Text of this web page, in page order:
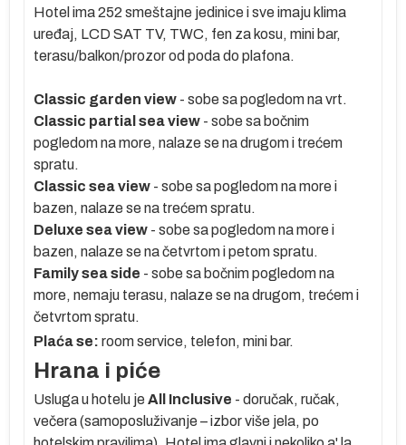
Hotel ima 252 smeštajne jedinice i sve imaju klima
uređaj, LCD SAT TV, TWC, fen za kosu, mini bar,
terasu/balkon/prozor od poda do plafona.
Classic garden view - sobe sa pogledom na vrt.
Classic partial sea view - sobe sa bočnim
pogledom na more, nalaze se na drugom i trećem
spratu.
Classic sea view - sobe sa pogledom na more i
bazen, nalaze se na trećem spratu.
Deluxe sea view - sobe sa pogledom na more i
bazen, nalaze se na četvrtom i petom spratu.
Family sea side - sobe sa bočnim pogledom na
more, nemaju terasu, nalaze se na drugom, trećem i
četvrtom spratu.
Plaća se: room service, telefon, mini bar.
Hrana i piće
Usluga u hotelu jeA ll Inclusive - doručak, ručak,
večera (samoposluživanje – izbor više jela, po